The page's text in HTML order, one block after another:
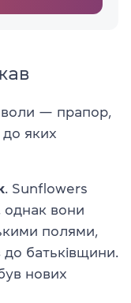
— прапор,
до яких
. Sunflowers
однак вони
полями,
батьківщини.
нових